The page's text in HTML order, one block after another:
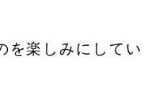
を楽しみにしてい